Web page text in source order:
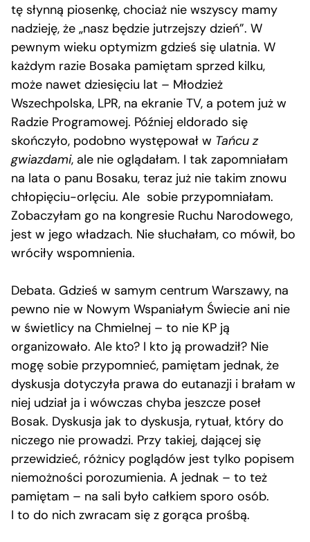
tę słynną piosenkę, chociaż nie wszyscy mamy
nadzieję, że „nasz będzie jutrzejszy dzień”. W
pewnym wieku optymizm gdzieś się ulatnia. W
każdym razie Bosaka pamiętam sprzed kilku,
może nawet dziesięciu lat – Młodzież
Wszechpolska, LPR, na ekranie TV, a potem już w
Radzie Programowej. Później eldorado się
skończyło, podobno występował w Tańcu z
gwiazdami, ale nie oglądałam. I tak zapomniałam
na lata o panu Bosaku, teraz już nie takim znowu
chłopięciu-orlęciu. Ale sobie przypomniałam.
Zobaczyłam go na kongresie Ruchu Narodowego,
jest w jego władzach. Nie słuchałam, co mówił, bo
wróciły wspomnienia.
Debata. Gdzieś w samym centrum Warszawy, na
pewno nie w Nowym Wspaniałym Świecie ani nie
w świetlicy na Chmielnej – to nie KP ją
organizowało. Ale kto? I kto ją prowadził? Nie
mogę sobie przypomnieć, pamiętam jednak, że
dyskusja dotyczyła prawa do eutanazji i brałam w
niej udział ja i wówczas chyba jeszcze poseł
Bosak. Dyskusja jak to dyskusja, rytuał, który do
niczego nie prowadzi. Przy takiej, dającej się
przewidzieć, różnicy poglądów jest tylko popisem
niemożności porozumienia. A jednak – to też
pamiętam – na sali było całkiem sporo osób.
I to do nich zwracam się z gorąca prośbą.